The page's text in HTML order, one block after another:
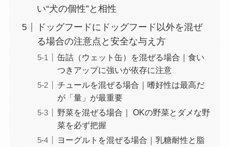
い“犬の個性”と相性
ドッグフードにドッグフード以外を混ぜ
る場合の注意点と安全な与え方
缶詰（ウェット缶）を混ぜる場合｜食い
つきアップに強いが依存に注意
チュールを混ぜる場合｜嗜好性は最高だ
が「量」が最重要
野菜を混ぜる場合｜ OKの野菜とダメな野
菜を必ず把握
ヨーグルトを混ぜる場合｜乳糖耐性と脂